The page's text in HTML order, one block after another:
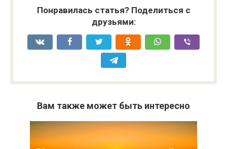
Понравилась статья? Поделиться с
друзьями:
Вам также может быть интересно